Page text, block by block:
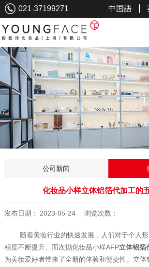
021-37199271 中国語
公司新闻
化妆品小样立体铝箔代加工的
发布日期： 2023-05-24 浏览次数：
随着美妆行业的快速发展，人们对于个人
程度不断提升。而次抛化妆品小样AFP立体铝箔
为美妆爱好者带来了全新的体验和便捷性。立